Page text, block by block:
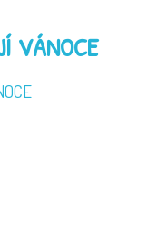
VÁNOCE